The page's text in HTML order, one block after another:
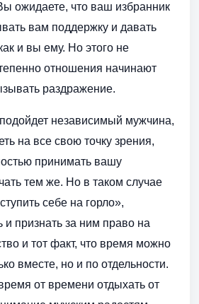
ожидаете, что ваш избранник
вам поддержку и давать
и вы ему. Но этого не
отношения начинают
раздражение.
независимый мужчина,
на все свою точку зрения,
принимать вашу
тем же. Но в таком случае
себе на горло»,
и признать за ним право на
и тот факт, что время можно
вместе, но и по отдельности.
от времени отдыхать от